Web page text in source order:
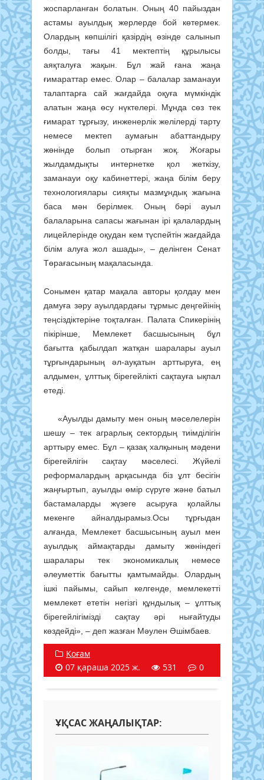
жоспарланған болатын. Оның 40 пайыздан
астамы ауылдық жерлерде бой көтермек.
Олардың көпшілігі қазірдің өзінде салынып
болды, тағы 41 мектептің құрылысы
аяқталуға жақын. Бұл жай ғана жаңа
ғимараттар емес. Олар – балалар заманауи
талаптарға сай жағдайда оқуға мүмкіндік
алатын жаңа өсу нүктелері. Мұнда сөз тек
ғимарат тұрғызу, инженерлік желілерді тарту
немесе мектеп аумағын абаттандыру
жөнінде болып отырған жоқ. Жоғары
жылдамдықты интернетке қол жеткізу,
заманауи оқу кабинеттері, жаңа білім беру
технологиялары сияқты мазмұндық жағына
баса мән берілмек. Оның бәрі ауыл
балаларына сапасы жағынан ірі қалалардың
лицейлерінде оқудан кем түспейтін жағдайда
білім алуға жол ашады», – делінген Сенат
Төрағасының мақаласында.
Сонымен қатар мақала авторы қолдау мен
дамуға зәру ауылдардағы тұрмыс деңгейінің
теңсіздіктеріне тоқталған. Палата Спикерінің
пікірінше, Мемлекет басшысының бұл
бағытта қабылдап жатқан шаралары ауыл
тұрғындарының әл-ауқатын арттыруға, ең
алдымен, ұлттық бірегейлікті сақтауға ықпал
етеді.
«Ауылды дамыту мен оның мәселелерін
шешу – тек аграрлық сектордың тиімділігін
арттыру емес. Бұл – қазақ халқының мәдени
бірегейлігін сақтау мәселесі. Жүйелі
реформалардың арқасында біз ұлт бесігін
жаңғыртып, ауылды өмір сүруге және батыл
бастамаларды жүзеге асыруға қолайлы
мекенге айналдырамыз.Осы тұрғыдан
алғанда, Мемлекет басшысының ауыл мен
ауылдық аймақтарды дамыту жөніндегі
шаралары тек экономикалық немесе
әлеуметтік бағытты қамтымайды. Олардың
ішкі пайымы, сайып келгенде, мемлекетті
мемлекет ететін негізгі құндылық – ұлттық
бірегейлігімізді сақтау әрі нығайтуды
көздейді», – деп жазған Мәулен Әшімбаев.
Қоғам
07 қараша 2025 ж.
531 0
ҰҚСАС ЖАҢАЛЫҚТАР: